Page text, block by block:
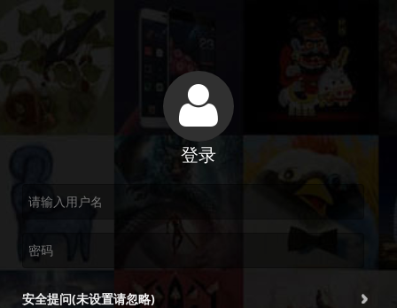
登录
安全提问(未设置请忽略)